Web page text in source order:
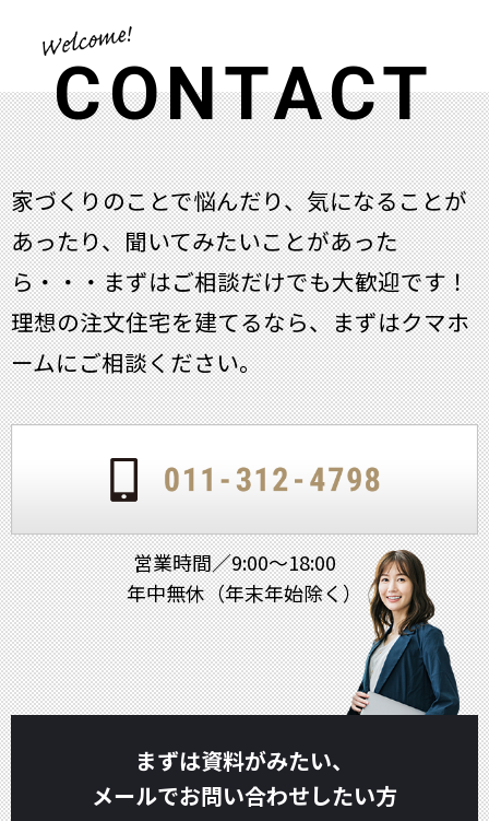
CONTACT
家づくりのことで悩んだり、気になることが
あったり、聞いてみたいことがあった
ら・・・まずはご相談だけでも大歓迎です！
理想の注文住宅を建てるなら、まずはクマホ
ームにご相談ください。
営業時間／9:00～18:00
年中無休（年末年始除く）
まずは資料がみたい、
メールでお問い合わせしたい方